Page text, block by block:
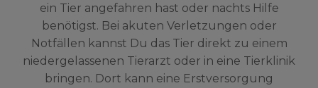
ein Tier angefahren hast oder nachts Hilfe
benötigst. Bei akuten Verletzungen oder
Notfällen kannst Du das Tier direkt zu einem
niedergelassenen Tierarzt oder in eine Tierklinik
bringen. Dort kann eine Erstversorgung